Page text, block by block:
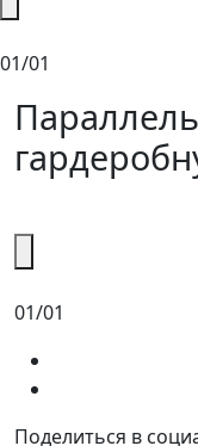
01/01
01/01
Поделиться в